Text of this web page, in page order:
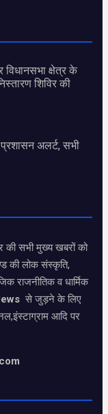
विधानसभा क्षेत्र के
शिविर की
प्रशासन अलर्ट, सभी
की सभी मुख्य खबरों को
की लोक संस्कृति,
राजनीतिक व धार्मिक
से जुड़ने के लिए
आदि पर